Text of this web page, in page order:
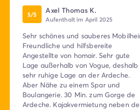
5/5 Axel Thomas K.
Aufenthalt im April 2025
Sehr schönes und sauberes
Freundliche und hilfsbereite
Angestellte von homair. Sehr gute
Lage außerhalb von Vogue, deshalb
sehr ruhige Lage an der Ardeche.
Aber Nähe zu einem Spar und
Boulangerie. 30 Min. zum Gorge de
Ardeche. Kajakvermietung neben